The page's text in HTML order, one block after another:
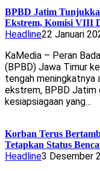
BPBD Jatim
Ekstrem, Komisi VIII
Headline22 Januari
KaMedia – Peran
(BPBD) Jawa Timur
tengah meningkatnya
ekstrem, BPBD Jatim
kesiapsiagaan yang…
Korban Terus
Tetapkan Status
Headline3 Desember